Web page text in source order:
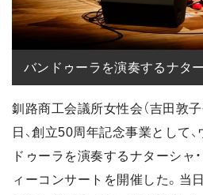
バンドゥーラを演奏するナタ
釧路商工会議所女性会（吉田敦
日、創立50周年記念事業として
ドゥーラを演奏するナターシャ
ィーコンサートを開催した。当